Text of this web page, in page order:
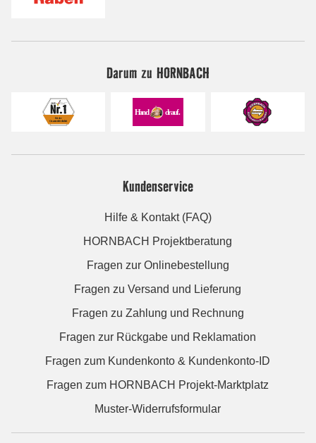
Darum zu HORNBACH
Kundenservice
Hilfe & Kontakt (FAQ)
HORNBACH Projektberatung
Fragen zur Onlinebestellung
Fragen zu Versand und Lieferung
Fragen zu Zahlung und Rechnung
Fragen zur Rückgabe und Reklamation
Fragen zum Kundenkonto & Kundenkonto-ID
Fragen zum HORNBACH Projekt-Marktplatz
Muster-Widerrufsformular